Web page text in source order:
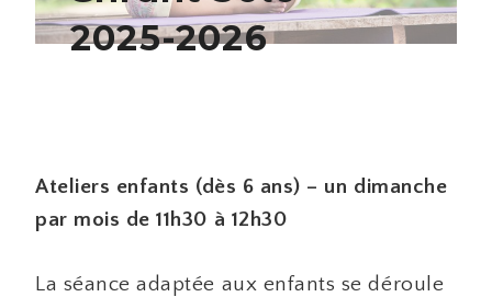
2025-2026
Ateliers enfants (dès 6 ans) – un dimanche
par mois de 11h30 à 12h30
La séance adaptée aux enfants se déroule